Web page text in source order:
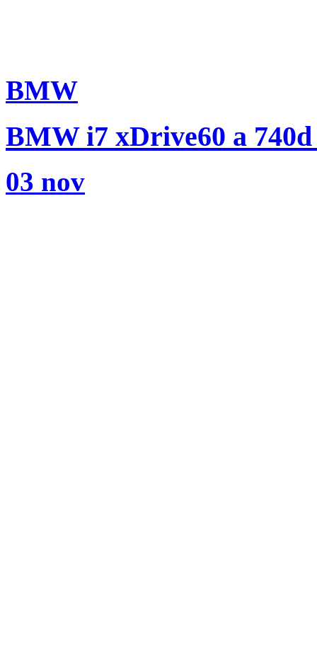
BMW
BMW i7 xDrive60 a
03 nov